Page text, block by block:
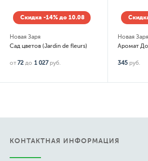
Скидка -14% до 10.08
Новая Заря
Аромат Дома Смородина
345 руб. от
КОНТАКТНАЯ ИНФОРМАЦИЯ